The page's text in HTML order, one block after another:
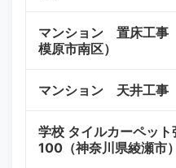
マンション 置床工事
模原市南区）
マンション 天井工事
学校 タイルカーペッ
100（神奈川県綾瀬市）